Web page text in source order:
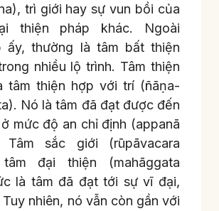
trì giới hay sự vun bồi của
thiện pháp khác. Ngoài
ấy, thường là tâm bất thiện
nhiều lộ trình. Tâm thiện
tâm thiện hợp với trí (ñāṇa-
Nó là tâm đã đạt được đến
mức độ an chỉ định (appanā
Tâm sắc giới (rūpāvacara
đại thiện (mahāggata
là tâm đã đạt tới sự vĩ đại,
nhiên, nó vẫn còn gần với